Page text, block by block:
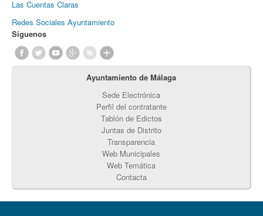
Las Cuentas Claras
Redes Sociales Ayuntamiento
Síguenos
Ayuntamiento de Málaga
Sede Electrónica
Perfil del contratante
Tablón de Edictos
Juntas de Distrito
Transparencia
Web Municipales
Web Temática
Contacta